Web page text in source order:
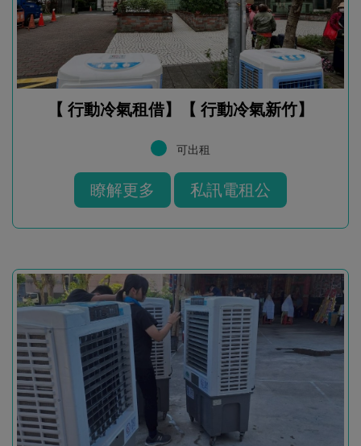
【 行動冷氣租借】【 行動冷氣新竹】
可出租
瞭解更多 私訊電租公